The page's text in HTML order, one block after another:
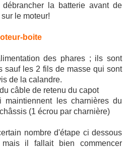
la batterie avant de
le moteur!
boite
des phares ; ils sont
sauf les 2 fils de masse qui sont
de la calandre.
câble de retenu du capot
les charnières du
(1 écrou par charnière)
nombre d'étape ci dessous
il fallait bien commencer